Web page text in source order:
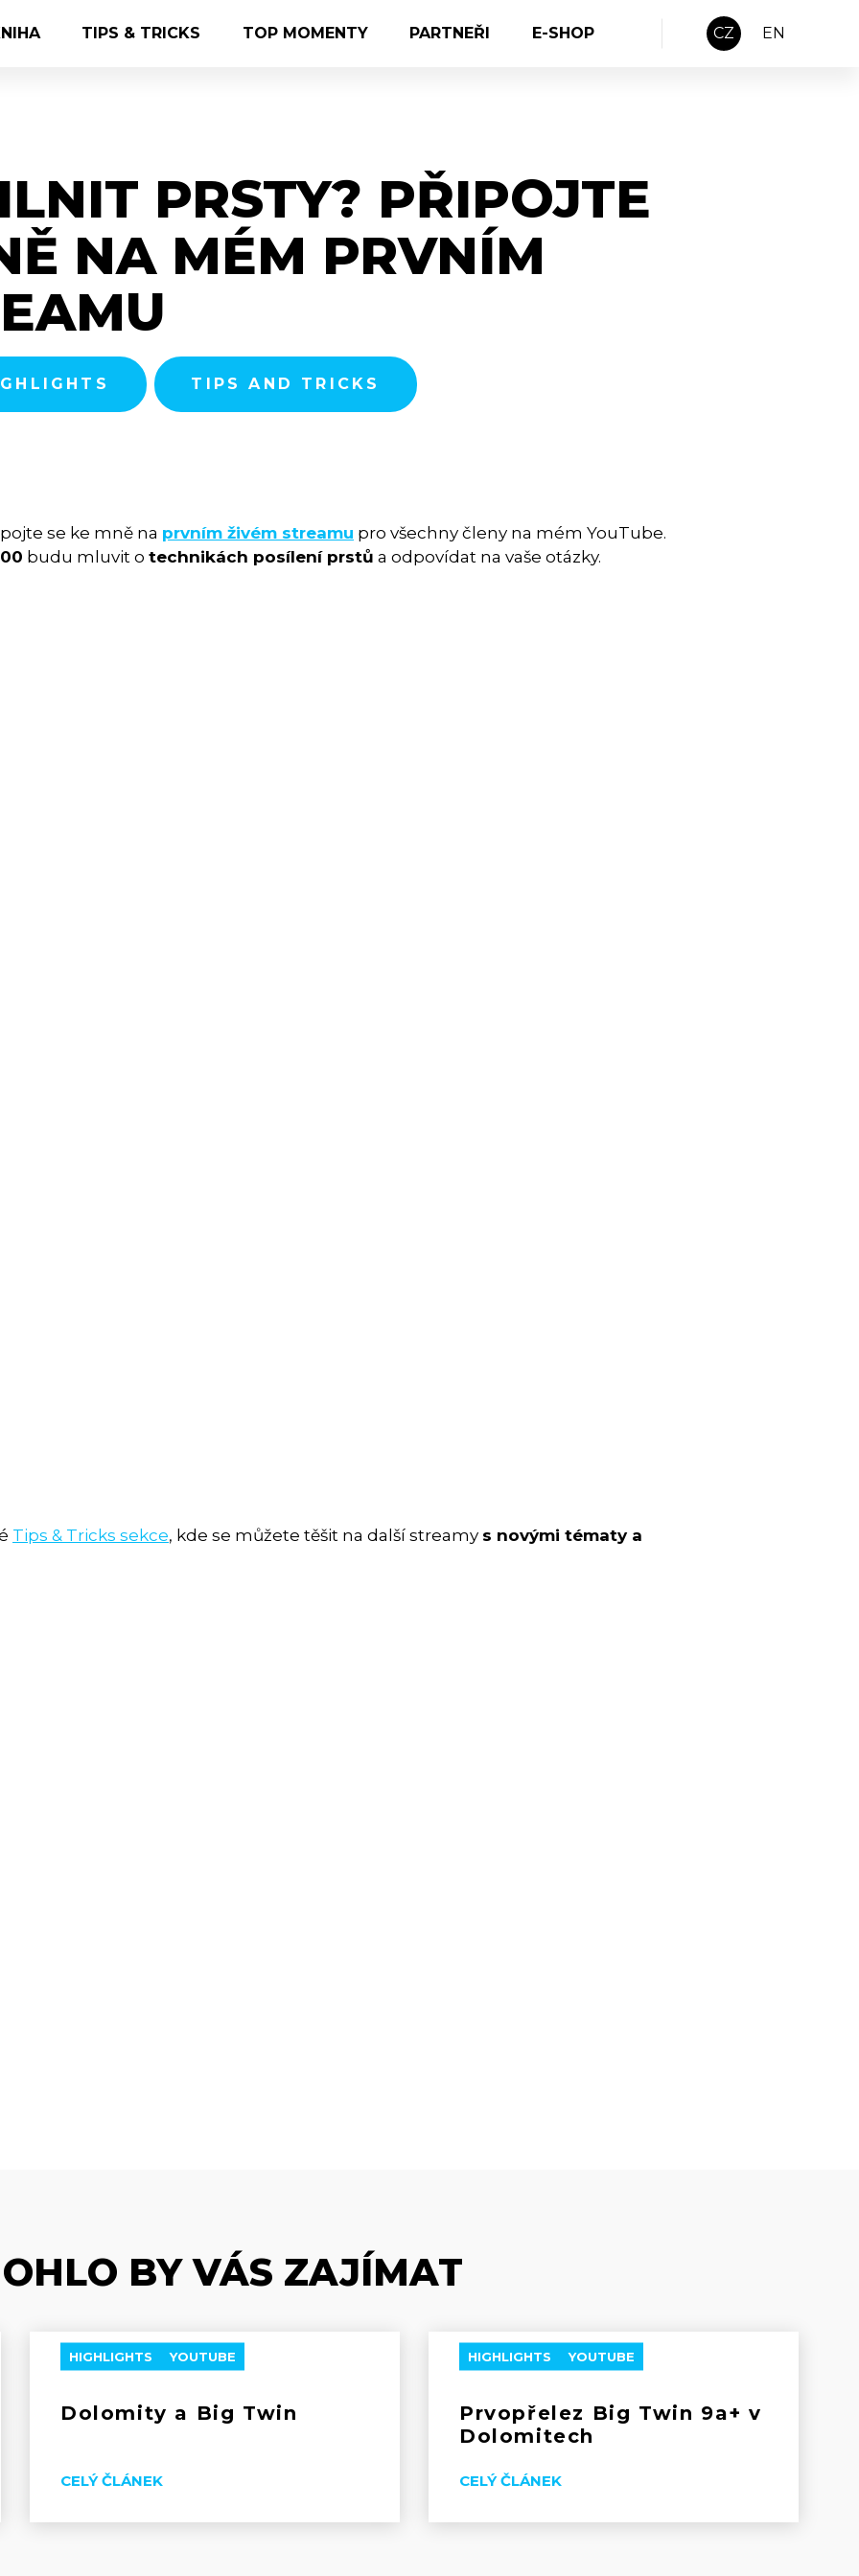
TIPS & TRICKS TOP MOMENTY PARTNEŘI E-SHOP CZ EN
PRSTY? PŘIPOJTE
NA MÉM PRVNÍM
TIPS AND TRICKS
se ke mně na prvním živém streamu pro všechny členy na mém YouTube.
budu mluvit o technikách posílení prstů a odpovídat na vaše otázky.
Tips & Tricks sekce, kde se můžete těšit na další streamy s novými tématy a
BY VÁS ZAJÍMAT
HIGHLIGHTS YOUTUBE
Dolomity a Big Twin
CELÝ ČLÁNEK
HIGHLIGHTS YOUTUBE
Prvopřelez Big Twin 9a+ v
Dolomitech
CELÝ ČLÁNEK